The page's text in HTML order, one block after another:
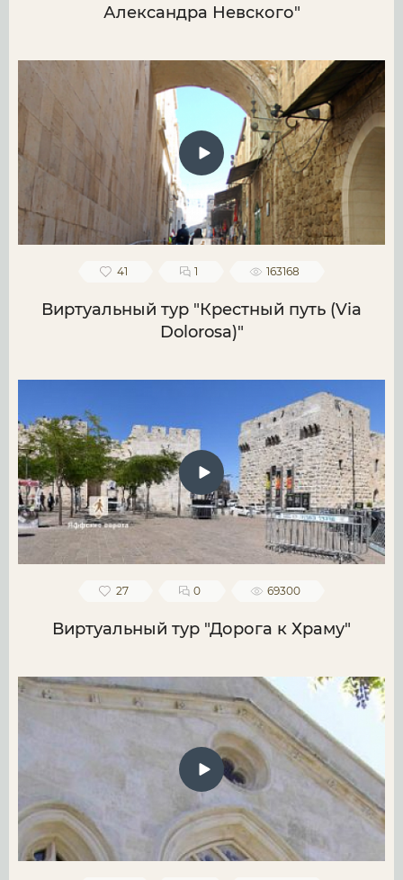
Александра Невского"
41 1 163168
Виртуальный тур "Крестный путь (Via
Dolorosa)"
27 0 69300
Виртуальный тур "Дорога к Храму"